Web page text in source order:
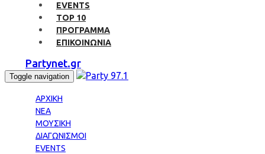
EVENTS
TOP 10
ΠΡΟΓΡΑΜΜΑ
ΕΠΙΚΟΙΝΩΝΙΑ
Partynet.gr
Toggle navigation
ΑΡΧΙΚΗ
ΝΕΑ
ΜΟΥΣΙΚΗ
ΔΙΑΓΩΝΙΣΜΟΙ
EVENTS